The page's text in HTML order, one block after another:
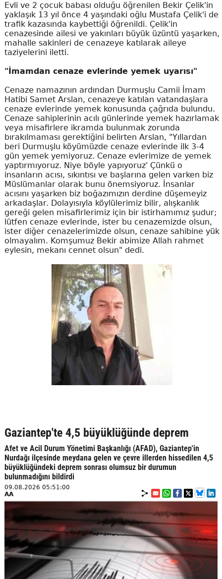
Evli ve 2 çocuk babası olduğu öğrenilen Bekir Çelik'in
yaklaşık 13 yıl önce 4 yaşındaki oğlu Mustafa Çelik'i de
trafik kazasında kaybettiği öğrenildi. Çelik'in
cenazesinde ailesi ve yakınları büyük üzüntü yaşarken,
mahalle sakinleri de cenazeye katılarak aileye
taziyelerini iletti.
"İmamdan cenaze evlerinde yemek uyarısı"
Cenaze namazının ardından Durmuşlu Camii İmam
Hatibi Samet Arslan, cenazeye katılan vatandaşlara
cenaze evlerinde yemek konusunda çağrıda bulundu.
Cenaze sahiplerinin acılı günlerinde yemek hazırlamak
veya misafirlere ikramda bulunmak zorunda
bırakılmaması gerektiğini belirten Arslan, "Yıllardan
beri Durmuşlu köyümüzde cenaze evlerinde ilk 3-4
gün yemek yemiyoruz. Cenaze evlerimize de yemek
yaptırmıyoruz. Niye böyle yapıyoruz' Çünkü o
insanların acısı, sıkıntısı ve başlarına gelen varken biz
Müslümanlar olarak bunu önemsiyoruz. İnsanlar
acısını yaşarken biz boğazımızın derdine düşemeyiz
arkadaşlar. Dolayısıyla köylülerimiz bilir, alışkanlık
gereği gelen misafirlerimiz için bir istirhamımız şudur;
lütfen cenaze evlerinde, ister bu cenazemizde olsun,
ister diğer cenazelerimizde olsun, cenaze sahibine yük
olmayalım. Komşumuz Bekir abimize Allah rahmet
eylesin, mekanı cennet olsun" dedi.
Gaziantep'te 4,5 büyüklüğünde deprem
Afet ve Acil Durum Yönetimi Başkanlığı (AFAD), Gaziantep'in
Nurdağı ilçesinde meydana gelen ve çevre illerden hissedilen 4,5
büyüklüğündeki deprem sonrası olumsuz bir durumun
bulunmadığını bildirdi
09.08.2026 05:51:00
AA